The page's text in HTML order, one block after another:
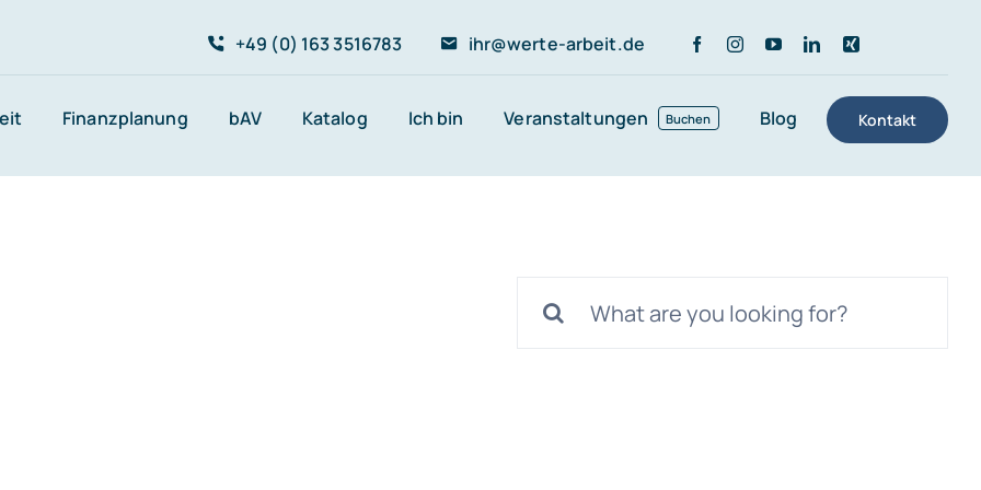
+49 (0) 163 3516783 ihr@werte-arbeit.de
Finanzplanung bAV Katalog Ich bin Veranstaltungen Buchen Blog Kontakt
nach: